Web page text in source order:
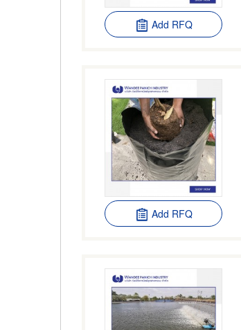
Add RFQ
Add RFQ